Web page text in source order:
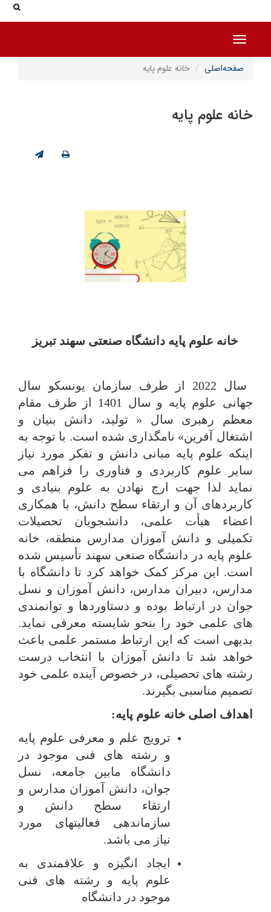
Toggle navigation
صفحه‌اصلی خانه علوم پایه
خانه علوم پایه
خانه علوم پایه دانشگاه صنعتی سهند تبریز
سال 2022 از طرف سازمان یونسکو سال
جهانی علوم پایه و سال 1401 از طرف مقام
معظم رهبری سال « تولید، دانش بنیان و
اشتغال آفرین» نامگذاری شده است. با توجه به
اینکه علوم پایه مبانی دانش و تفکر مورد نیاز
سایر علوم کاربردی و فناوری را فراهم می
نماید لذا جهت ارج نهادن به علوم بنیادی و
کاربردهای آن و ارتقاء سطح دانش، با همکاری
اعضاء هیأت علمی، دانشجویان تحصیلات
تکمیلی و دانش آموزان مدارس منطقه، خانه
علوم پایه در دانشگاه صنعی سهند تأسیس شده
است. این مرکز کمک خواهد کرد تا دانشگاه با
مدارس، دبیران مدارس، دانش آموزان و نسل
جوان در ارتباط بوده و دستاوردها و توانمندی
های علمی خود را بنحو شایسته معرفی نماید.
بدیهی است که این ارتباط مستمر علمی باعث
خواهد شد تا دانش آموزان با انتخاب درست
رشته های تحصیلی، در خصوص آینده علمی خود
تصمیم مناسبی بگیرند.
اهداف اصلی خانه علوم پایه:
ترویج علم و معرفی علوم پایه
و رشته های فنی موجود در
دانشگاه مابین جامعه، نسل
جوان، دانش آموزان مدارس و
ارتقاء سطح دانش و
سازماندهی فعالیتهای مورد
نیاز می باشد.
ایجاد انگیزه و علاقمندی به
علوم پایه و رشته های فنی
موجود در دانشگاه